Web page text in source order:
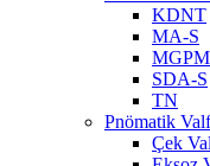
KDNT
MA-S
MGPM
SDA-S
TN
Pnömatik Valf
Çek